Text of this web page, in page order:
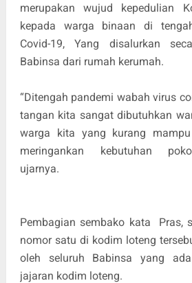
merupakan wujud kepedulian
kepada warga binaan di
Covid-19, Yang disalurkan
Babinsa dari rumah kerumah.
“Ditengah pandemi wabah virus
tangan kita sangat dibutuhkan
warga kita yang kurang
meringankan kebutuhan
ujarnya.
Pembagian sembako kata Pras,
nomor satu di kodim loteng
oleh seluruh Babinsa yang
jajaran kodim loteng.